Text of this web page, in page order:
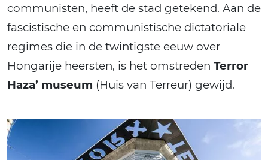
communisten, heeft de stad getekend. Aan de
fascistische en communistische dictatoriale
regimes die in de twintigste eeuw over
Hongarije heersten, is het omstreden Terror
Haza’ museum (Huis van Terreur) gewijd.